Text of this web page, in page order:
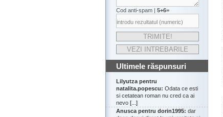
Cod anti-spam | 5+6=
Ultimele răspunsuri
Lilyutza pentru
natalita.popescu: Odata ce esti
si cetatean roman nu cred ca ai
nevo [...]
Anusca pentru dorin1995: dar